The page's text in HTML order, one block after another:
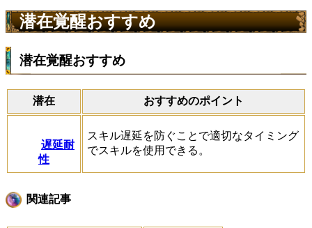
潜在覚醒おすすめ
潜在覚醒おすすめ
潜在 おすすめのポイント
遅延耐
性
スキル遅延を防ぐことで適切なタイミング
でスキルを使用できる。
関連記事